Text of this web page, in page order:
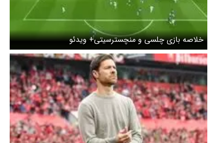
خلاصه بازی چلسی و منچسترسیتی+ ویدئو